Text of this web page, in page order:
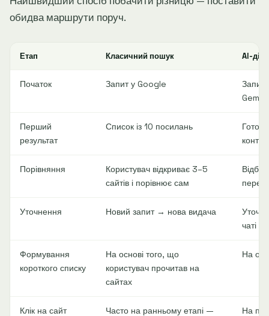
обидва маршрути поруч.
Етап Класичний пошук AI-
Початок Запит у Google
Запит
Перший
результат
Список із 10 посилань
Порівняння
Користувач відкриває 3–5
сайтів і порівнює сам
Уточнення Новий запит → нова видача
чаті
Формування
короткого списку
На основі того, що
користувач прочитав на
сайтах
На
Клік на сайт Часто на ранньому етапі — На